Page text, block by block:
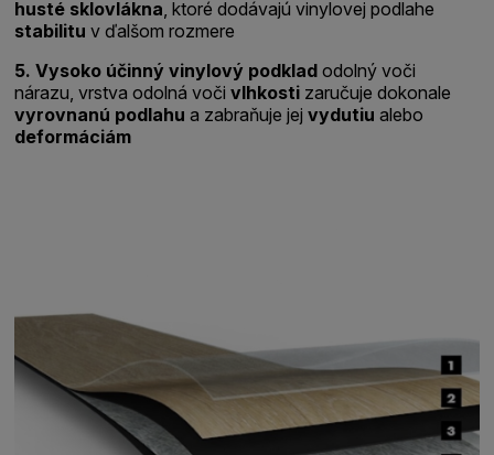
husté sklovlákna , ktoré dodávajú vinylovej podlahe
stabilitu v ďalšom rozmere
5. Vysoko účinný vinylový podklad odolný voči
nárazu, vrstva odolná vočivlhkosti zaručuje dokonale
vyrovnanú podlahu a zabraňuje jejvydutiu alebo
deformáciám